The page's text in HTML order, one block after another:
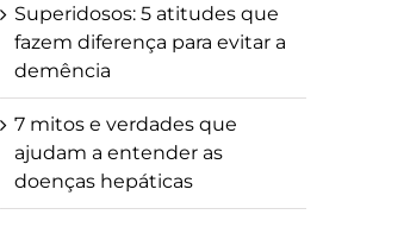
Superidosos: 5 atitudes que
fazem diferença para evitar a
demência
7 mitos e verdades que
ajudam a entender as
doenças hepáticas